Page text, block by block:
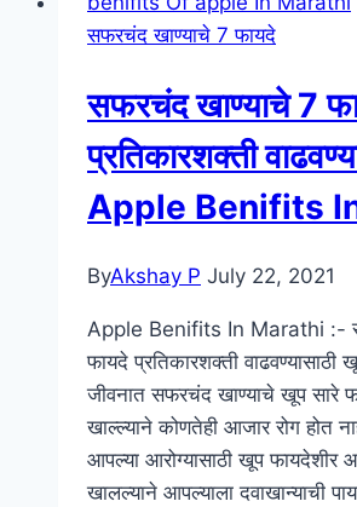
फायदे
:
:
उपयोग
:
Gulvel
Mahiti
Gulvel
Information
In
Marathi
सफरचंद खाण्याचे 7 फायदे
सफरचंद खाण्याचे 7
प्रतिकारशक्ती
Apple Benifits
ByAkshay P July 22, 2021
Apple Benifits In Marathi :-
फायदे प्रतिकारशक्ती वाढवण्यासाठी
जीवनात सफरचंद खाण्याचे खूप सारे
खाल्ल्याने कोणतेही आजार रोग होत
आपल्या आरोग्यासाठी खूप
खालल्याने आपल्याला दवाखान्याची